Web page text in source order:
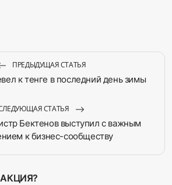
ПРЕДЫДУЩАЯ СТАТЬЯ
к тенге в последний день зимы
СТАТЬЯ
Бектенов выступил с важным
к бизнес-сообществу